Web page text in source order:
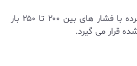
به صورت فشرده با فشار های بین ۲۰۰ تا ۲۵۰ بار
قرار می‌ گیرد.